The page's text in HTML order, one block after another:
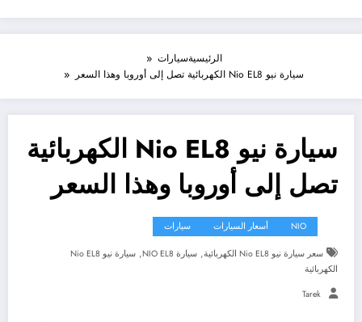
الرئيسيةسيارات
سيارة نيو Nio EL8 الكهربائية تصل إلى أوروبا وهذا السعر
سيارة نيو Nio EL8 الكهربائية
تصل إلى أوروبا وهذا السعر
NIO أسعار السيارات سيارات
سعر سيارة نيو Nio EL8 الكهربائية , سيارة NIO EL8 ,
سيارة نيو Nio EL8
الكهربائية
Tarek